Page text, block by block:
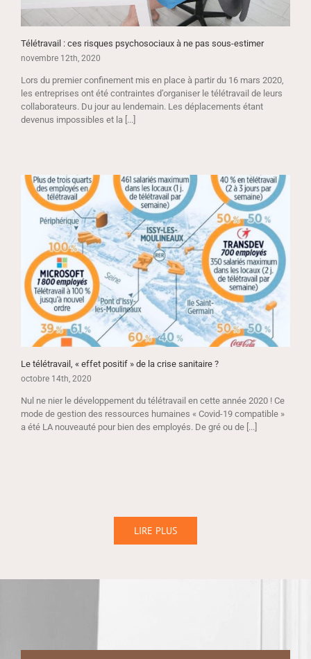
Télétravail : ces risques psychosociaux à ne pas sous-estimer
novembre 12th, 2020
Lors du premier confinement mis en place à partir du 16 mars 2020,
les entreprises ont été contraintes d’organiser le télétravail de leurs
collaborateurs. Du jour au lendemain. Les déplacements étant
devenus impossibles et la [...]
Le télétravail, « effet positif » de la crise sanitaire ?
octobre 14th, 2020
Nul ne nier le développement du télétravail en cette année 2020 ! Ce
mode de gestion des ressources humaines « Covid-19 compatible »
a été LA nouveauté pour bien des employés. De gré ou de [...]
LIRE PLUS